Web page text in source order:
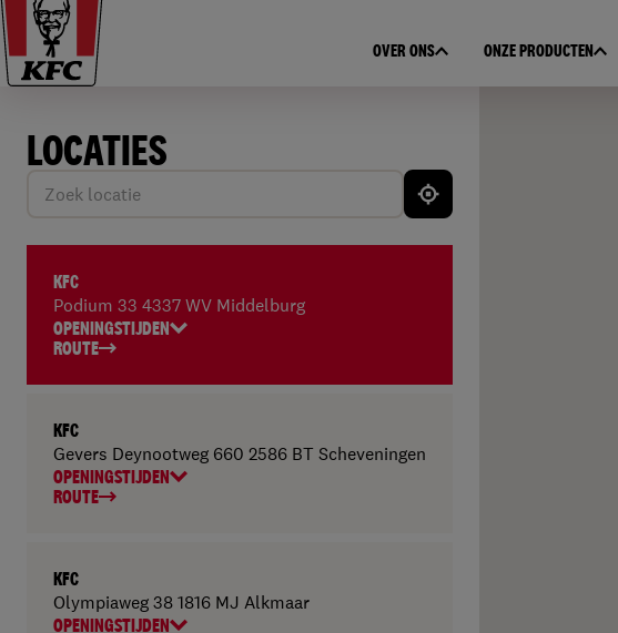
OVER ONS ONZE PRODUCTEN
LOCATIES
Zoek
locatie
KFC
Podium 33 4337 WV Middelburg
OPENINGSTIJDEN
ROUTE
KFC
Gevers Deynootweg 660 2586 BT Scheveningen
OPENINGSTIJDEN
ROUTE
KFC
Olympiaweg 38 1816 MJ Alkmaar
OPENINGSTIJDEN